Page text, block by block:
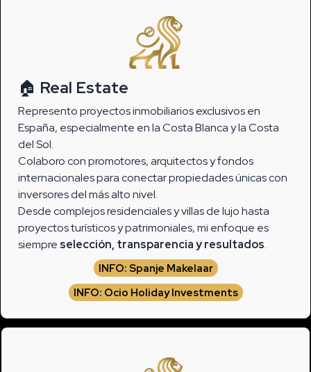
🏠 Real Estate
Represento proyectos inmobiliarios exclusivos en
España, especialmente en la Costa Blanca y la Costa
del Sol.
Colaboro con promotores, arquitectos y fondos
internacionales para conectar propiedades únicas con
inversores del más alto nivel.
Desde complejos residenciales y villas de lujo hasta
proyectos turísticos y patrimoniales, mi enfoque es
siempre selección, transparencia y resultados.
INFO: Spanje Makelaar
INFO: Ocio Holiday Investments